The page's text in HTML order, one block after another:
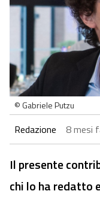
© Gabriele Putzu
Redazione 8 mesi
Il presente
chi lo ha redatto